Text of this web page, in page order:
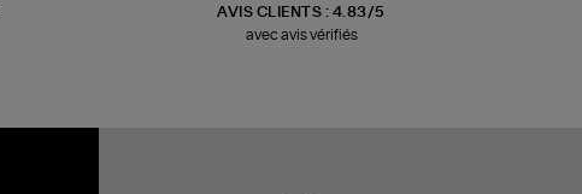
AVIS CLIENTS : 4.83/5
avec avis vérifiés